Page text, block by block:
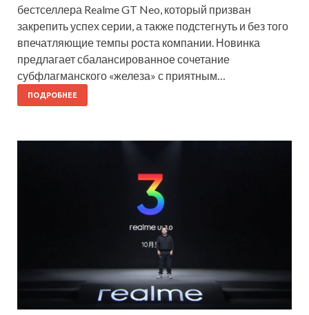
бестселлера Realme GT Neo, который призван
закрепить успех серии, а также подстегнуть и без того
впечатляющие темпы роста компании. Новинка
предлагает сбалансированное сочетание
субфлагманского «железа» с приятным…
ПОДРОБНЕЕ